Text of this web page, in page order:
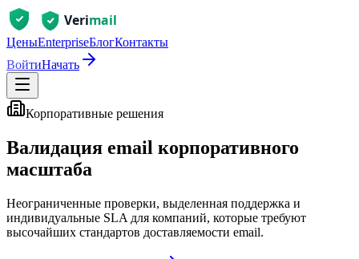
ЦеныEnterpriseБлогКонтакты
ВойтиНачать
Корпоративные решения
Валидация email корпоративного
масштаба
Неограниченные проверки, выделенная поддержка и
индивидуальные SLA для компаний, которые требуют
высочайших стандартов доставляемости email.